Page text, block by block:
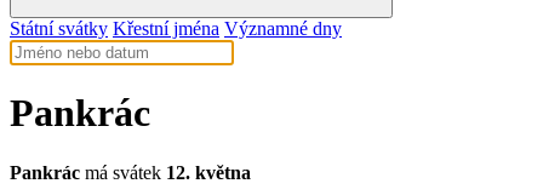
Státní svátky Křestní jména Významné dny
Pankrác
Pankrác má svátek 12. května